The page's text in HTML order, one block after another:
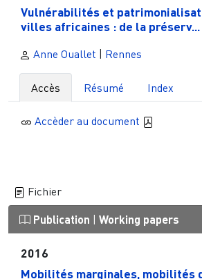
Vulnérabilités et
villes africaines : de la préserv...
Anne Ouallet | Rennes
Accès Résumé Index
Accèder au document
Fichier
Publication Working papers
2016
Mobilités marginales, mobilités